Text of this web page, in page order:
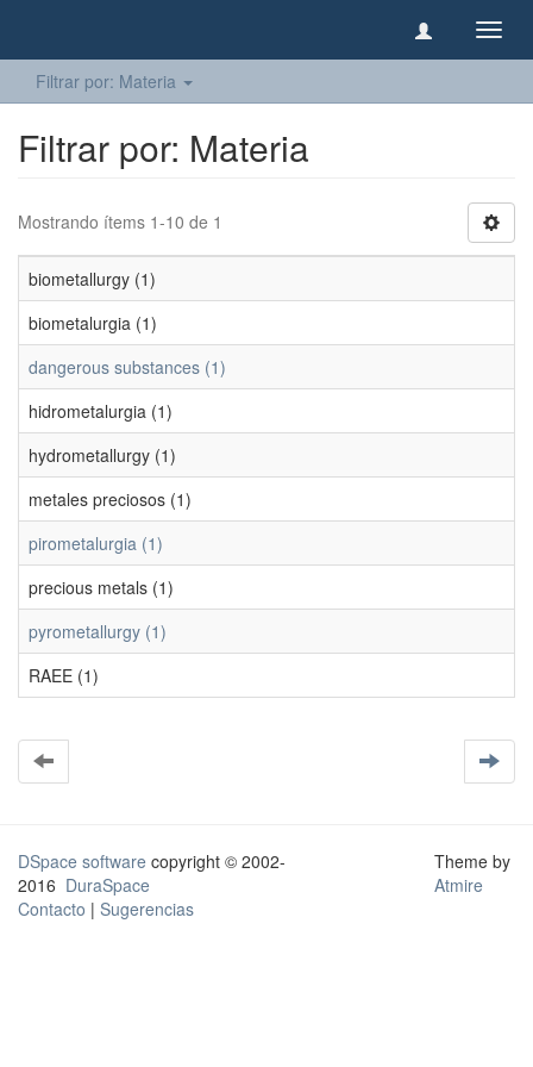
Filtrar por: Materia
Filtrar por: Materia
Mostrando ítems 1-10 de 1
biometallurgy (1)
biometalurgia (1)
dangerous substances (1)
hidrometalurgia (1)
hydrometallurgy (1)
metales preciosos (1)
pirometalurgia (1)
precious metals (1)
pyrometallurgy (1)
RAEE (1)
DSpace software copyright © 2002-
2016 DuraSpace
Contacto | Sugerencias
Theme by
Atmire